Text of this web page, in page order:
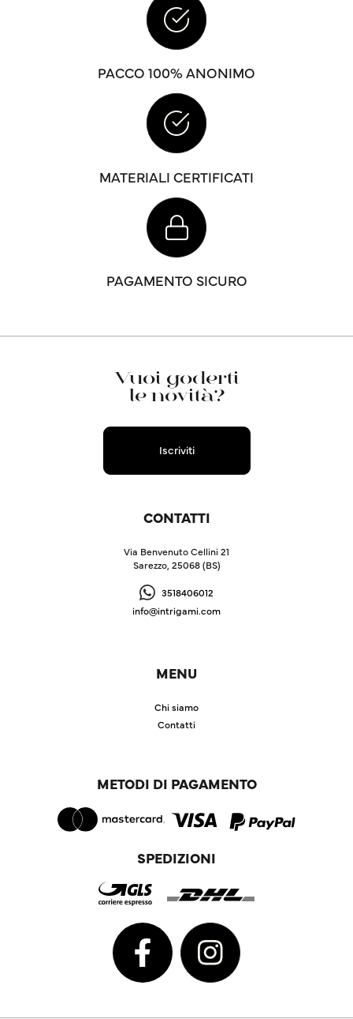
PACCO 100% ANONIMO
MATERIALI CERTIFICATI
PAGAMENTO SICURO
Vuoi goderti
le novità?
Iscriviti
CONTATTI
Via Benvenuto Cellini 21
Sarezzo, 25068 (BS)
3518406012
info@intrigami.com
MENU
Chi siamo
Contatti
METODI DI PAGAMENTO
SPEDIZIONI